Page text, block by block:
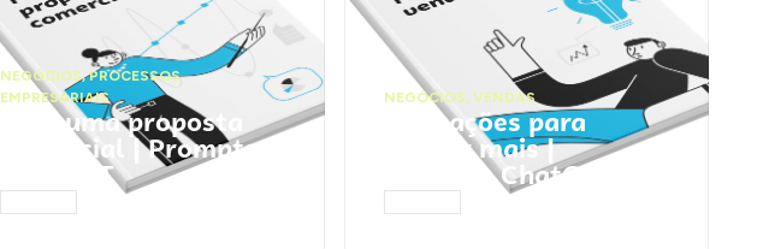
NEGÓCIOS,PROCESSOS
EMPRESARIAIS
Faça uma proposta
comercial | Prompts
ChatGPT
NEGÓCIOS, VENDAS
Faça ações para
vender mais |
Prompts ChatGPT